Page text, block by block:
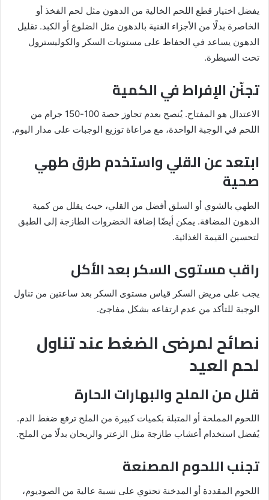
يفضل اختيار قطع اللحم الخالية من الدهون مثل لحم الفخذ أو
الخاصرة بدلًا من الأجزاء الغنية بالدهون مثل الضلوع أو الكبد. تقليل
الدهون يساعد في الحفاظ على مستويات السكر والكوليسترول
تحت السيطرة.
تجنّن الإفراط في الكمية
الاعتدال هو المفتاح. يُنصح بعدم تجاوز حصة 100-150 جرام من
اللحم في الوجبة الواحدة، مع مراعاة توزيع الوجبات على مدار اليوم.
ابتعد عن القلي واستخدم طرق طهي
صحية
الطهي بالشوي أو السلق أفضل من القلي، حيث يقلل من كمية
الدهون المضافة. يمكن أيضًا إضافة الخضروات الطازجة إلى الطبق
لتحسين القيمة الغذائية.
راقب مستوى السكر بعد الأكل
يجب على مريض السكر قياس مستوى السكر بعد ساعتين من تناول
الوجبة للتأكد من عدم ارتفاعه بشكل مفاجئ.
نصائح لمرضى الضغط عند تناول
لحم العيد
قلل من الملح والبهارات الحارة
اللحوم المملحة أو المتبلة بكميات كبيرة من الملح ترفع ضغط الدم.
يُفضل استخدام أعشاب طازجة مثل الزعتر والريحان بدلًا من الملح.
تجنب اللحوم المصنعة
اللحوم المقددة أو المدخنة تحتوي على نسبة عالية من الصوديوم،